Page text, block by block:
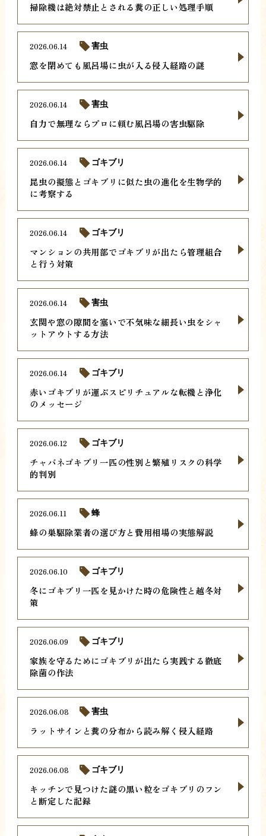
掃除機は絶対禁止とされる糞の正しい処理手順
窓を閉めても風呂場に虫が入る侵入経路の謎
2026.06.14 害虫
自力で無理ならプロに頼む風呂場の害虫駆除
2026.06.14 害虫
昆虫の擬態とゴキブリに似た虫の進化を生物学的
に考察する
2026.06.14 ゴキブリ
マンションの共用部でゴキブリが出たら管理組合
と行う対策
2026.06.14 ゴキブリ
玄関や窓の隙間を塞いで不気味な細長い虫をシャ
ットアウトする方法
2026.06.14 害虫
赤いゴキブリが運ぶスピリチュアルな転機と浄化
のメッセージ
2026.06.14 ゴキブリ
チャバネゴキブリ一匹の性別と繁殖リスクの科学
的判別
2026.06.12 ゴキブリ
蜂の巣駆除業者の選び方と費用相場の実態解説
2026.06.11 蜂
冬にゴキブリ一匹を見かけた時の危険性と越冬対
策
2026.06.10 ゴキブリ
家族を守るためにゴキブリが出たら実践する徹底
除菌の作法
2026.06.09 ゴキブリ
ラットサインと糞の分布から読み解く侵入経路
2026.06.08 害虫
キッチンで見つけた謎の黒い粒をゴキブリのフン
と断定した記録
2026.06.08 ゴキブリ